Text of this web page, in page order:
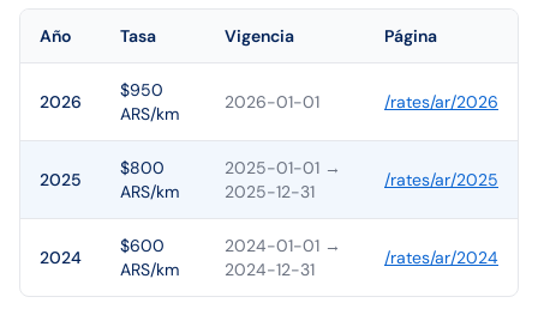
Año Tasa Vigencia Página
2026
$950
ARS/km
2026-01-01 /rates/ar/2026
2025
$800
ARS/km
2025-01-01 →
2025-12-31
/rates/ar/2025
2024
$600
ARS/km
2024-01-01 →
2024-12-31
/rates/ar/2024